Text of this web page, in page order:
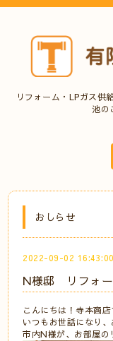
リフォーム・LPガス供
池の
おしらせ
2022-09-02 16:43:00
N様邸 リフォ
こんにちは！寺本商店
いつもお世話になり
市内N様が、お部屋の